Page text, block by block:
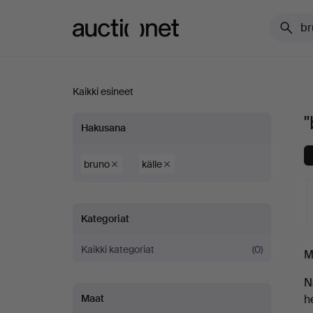
Kaikki esineet
"bruno
källe"
Hakusana
bruno källe
Kategoriat
Kaikki kategoriat (0)
Maat